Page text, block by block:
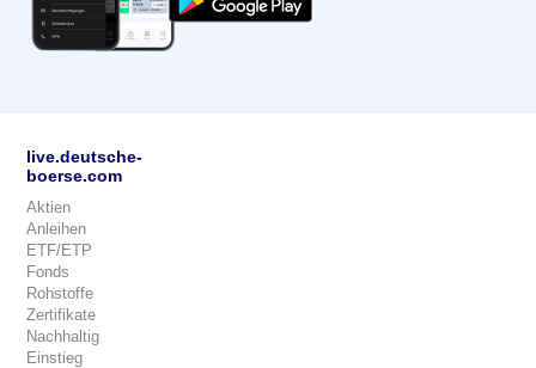
live.deutsche-
boerse.com
Aktien
Anleihen
ETF/ETP
Fonds
Rohstoffe
Zertifikate
Nachhaltig
Einstieg